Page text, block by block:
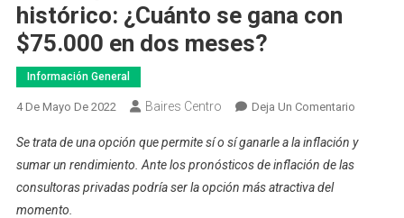
histórico: ¿Cuánto se gana con
$75.000 en dos meses?
Información General
4 De Mayo De 2022 Baires Centro Deja Un ComentarioEn
Fijo
En
Se trata de una opción que permite sí o sí ganarle a la inflación y
sumar un rendimiento. Ante los pronósticos de inflación de las
consultoras privadas podría ser la opción más atractiva del
momento.